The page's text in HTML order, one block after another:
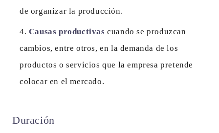
de organizar la producción.
Causas productivas cuando se produzcan
cambios, entre otros, en la demanda de los
productos o servicios que la empresa pretende
colocar en el mercado.
Duración